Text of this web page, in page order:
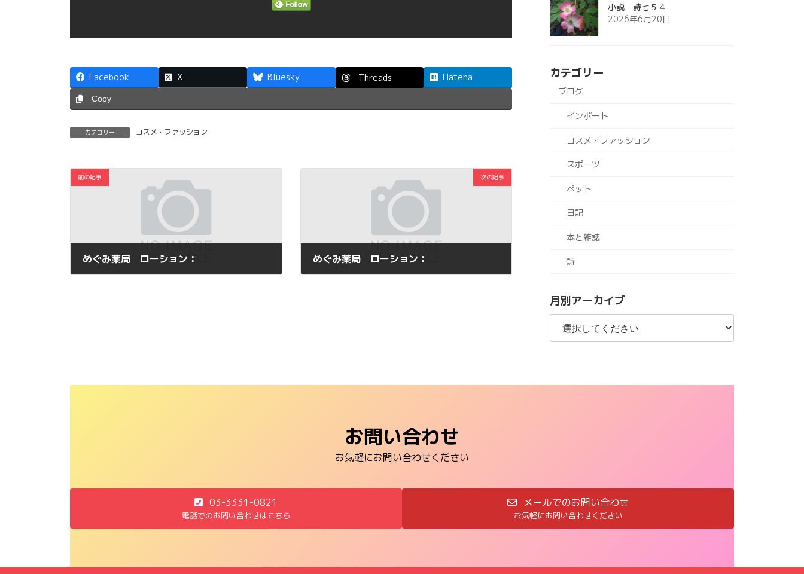
Facebook X Bluesky Threads Hatena
Copy
カテゴリー コスメ・ファッション
前の記事
めぐみ薬局 ローション：
次の記事
めぐみ薬局 ローション：
小説 詩七５４
2026年6月20日
カテゴリー
ブログ
インポート
コスメ・ファッション
スポーツ
ペット
日記
本と雑誌
詩
月別アーカイブ
お問い合わせ
お気軽にお問い合わせください
03-3331-0821
電話でのお問い合わせはこちら
メールでのお問い合わせ
お気軽にお問い合わせください